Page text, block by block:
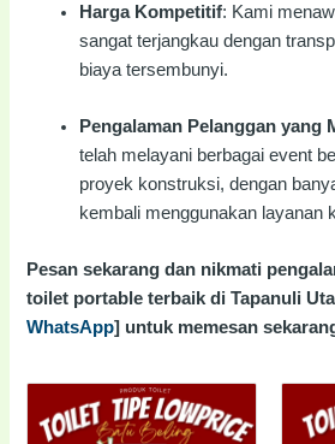
Harga Kompetitif: Kami
sangat terjangkau dengan
biaya tersembunyi.
Pengalaman Pelanggan yang
telah melayani berbagai event
proyek konstruksi, dengan
kembali menggunakan layanan
Pesan sekarang dan nikmati
toilet portable terbaik di Tapanuli
WhatsApp] untuk memesan